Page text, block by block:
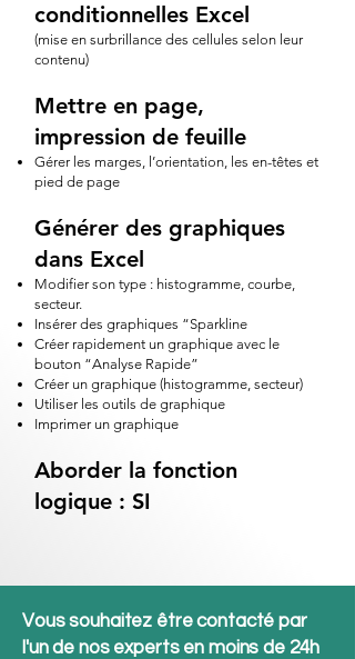
conditionnelles Excel
(mise en surbrillance des cellules selon leur
contenu)
Mettre en page,
impression de feuille
Gérer les marges, l’orientation, les en-têtes et
pied de page
Générer des graphiques
dans Excel
Modifier son type : histogramme, courbe,
secteur.
Insérer des graphiques “Sparkline
Créer rapidement un graphique avec le
bouton “Analyse Rapide”
Créer un graphique (histogramme, secteur)
Utiliser les outils de graphique
Imprimer un graphique
Aborder la fonction
logique : SI
Vous souhaitez être contacté par
l'un de nos experts en moins de 24h